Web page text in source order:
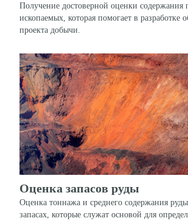
Получение достоверной оценки содержания
ископаемых, которая помогает в разработке
проекта добычи.
Оценка запасов руды
Оценка тоннажа и среднего содержания
запасах, которые служат основой для